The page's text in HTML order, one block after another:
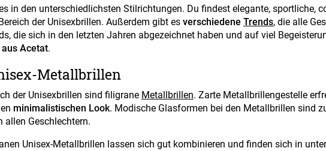
in den unterschiedlichsten Stilrichtungen. Du findest elegante, sportliche,
der Unisexbrillen. Außerdem gibt es verschiedene Trends, die alle
die sich in den letzten Jahren abgezeichnet haben und auf viel
Acetat.
Metallbrillen
der Unisexbrillen sind filigrane Metallbrillen. Zarte Metallbrillengestelle
minimalistischen Look. Modische Glasformen bei den Metallbrillen sind
allen Geschlechtern.
Unisex-Metallbrillen lassen sich gut kombinieren und finden sich in